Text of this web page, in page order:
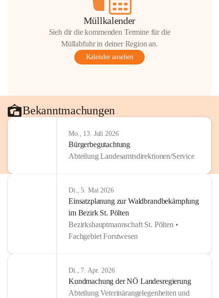
Müllkalender
Sieh dir die kommenden Termine für die
Müllabfuhr in deiner Region an.
Kalender ansehen
Bekanntmachungen
Mo., 13. Juli 2026
Bürgerbegutachtung
Abteilung Landesamtsdirektionen/Service
Di., 5. Mai 2026
Einsatzplanung zur Waldbrandbekämpfung
im Bezirk St. Pölten
Bezirkshauptmannschaft St. Pölten •
Fachgebiet Forstwesen
Di., 7. Apr. 2026
Kundmachung der NÖ Landesregierung
Abteilung Veterinärangelegenheiten und